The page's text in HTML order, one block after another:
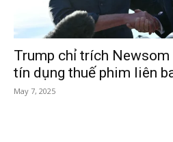
Trump chỉ trích Newsom
tín dụng thuế phim liên
May 7, 2025